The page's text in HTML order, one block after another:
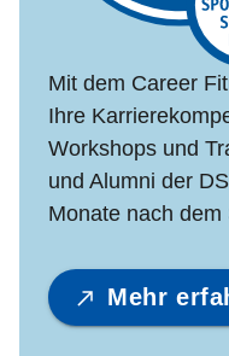
Mit dem Career
Ihre
Workshops und
und Alumni der
Monate nach
Mehr